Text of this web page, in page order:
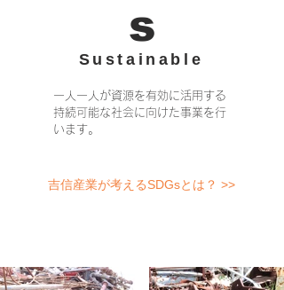
s
Sustainable
一人一人が資源を有効に活用する
持続可能な社会に向けた事業を行
います。
吉信産業が考えるSDGsとは？ >>